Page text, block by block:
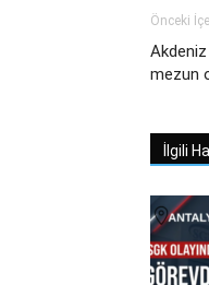
Önceki
mezun
İlgili